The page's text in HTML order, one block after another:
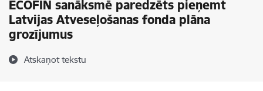
ECOFIN sanāksmē paredzēts pieņemt
Latvijas Atveseļošanas fonda plāna
grozījumus
Atskaņot tekstu